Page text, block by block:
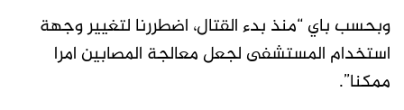
وبحسب باي “منذ بدء القتال، اضطررنا لتغيير وجهة
استخدام المستشفى لجعل معالجة المصابين امرا
ممكنا”.